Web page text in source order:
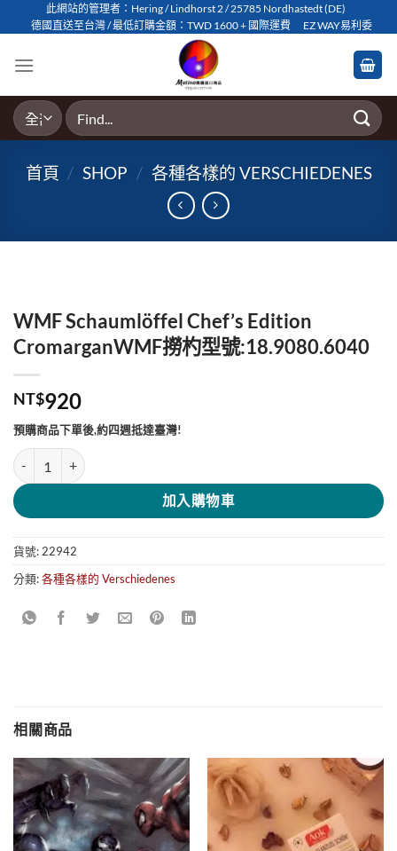
to
此網站的管理者：Hering / Lindhorst 2 / 25785 Nordhastedt (DE)
德國直送至台灣 / 最低訂購金額：TWD 1600 + 國際運費
EZ WAY易利委
搜
尋
鍵
首頁 / SHOP / 各種各樣的 VERSCHIEDENES
WMF Schaumlöffel Chef’s Edition
CromarganWMF撈杓型號:18.9080.6040
NT$920
預購商品下單後,約四週抵達臺灣!
WMF Schaumlöffel Chef's Edition CromarganWMF撈杓型號
加入購物車
貨號: 22942
分類:各種各樣的 Verschiedenes
相關商品